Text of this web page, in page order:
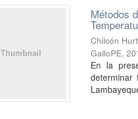
Métodos
Chilcón
GalloPE,
En la
determinar